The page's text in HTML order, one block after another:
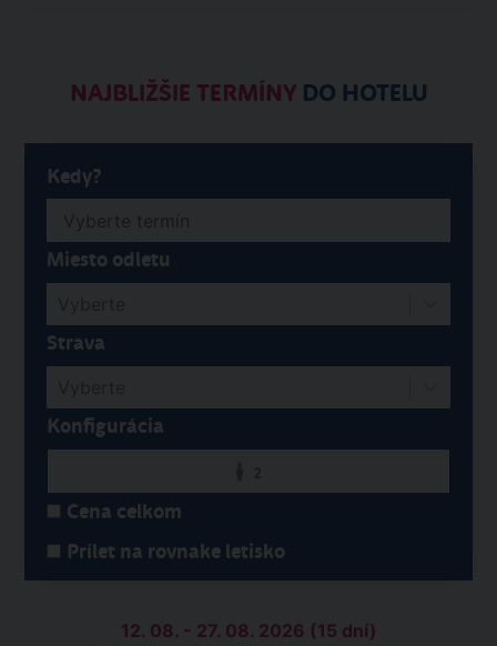
NAJBLIŽŠIE TERMÍNYDO HOTELU
Kedy?
Miesto odletu
Strava
Konfigurácia
Cena celkom
Prílet na rovnake letisko
12. 08. - 27. 08. 2026 (15 dní)